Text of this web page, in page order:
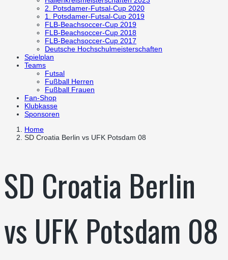
2. Potsdamer-Futsal-Cup 2020
1. Potsdamer-Futsal-Cup 2019
FLB-Beachsoccer-Cup 2019
FLB-Beachsoccer-Cup 2018
FLB-Beachsoccer-Cup 2017
Deutsche Hochschulmeisterschaften
Spielplan
Teams
Futsal
Fußball Herren
Fußball Frauen
Fan-Shop
Klubkasse
Sponsoren
Home
SD Croatia Berlin vs UFK Potsdam 08
SD Croatia Berlin
vs UFK Potsdam 08